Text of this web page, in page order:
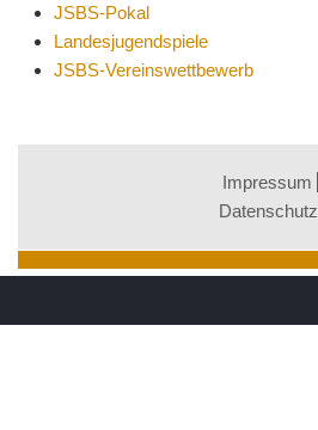
JSBS-Pokal
Landesjugendspiele
JSBS-Vereinswettbewerb
Impressum
Datenschutz